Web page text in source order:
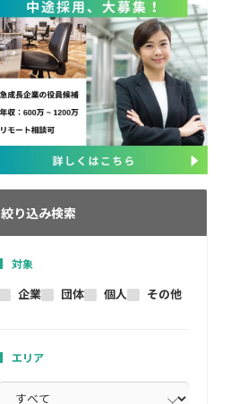
絞り込み検索
対象
企業 団体 個人 その他
エリア